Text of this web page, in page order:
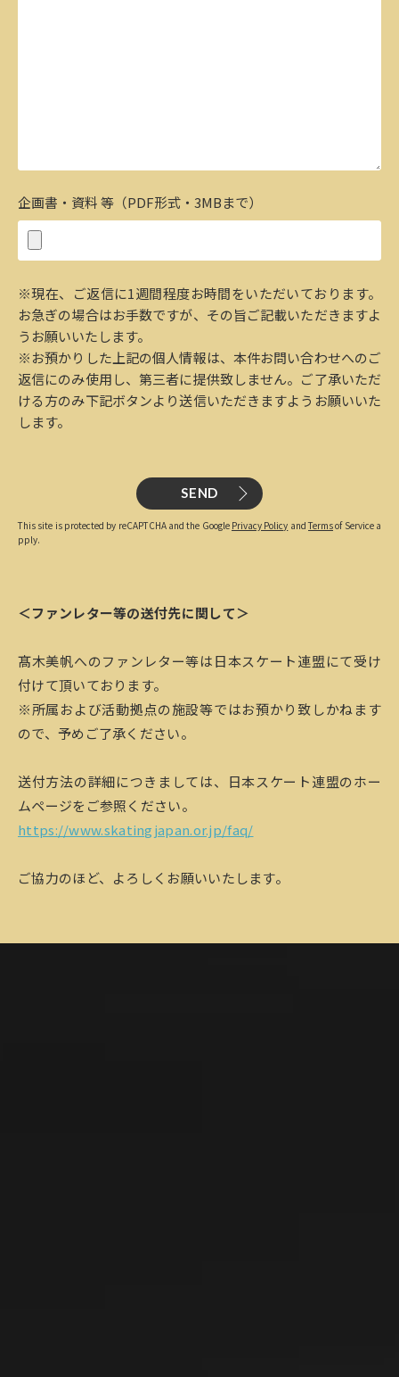
企画書・資料 等（PDF形式・3MBまで）
※現在、ご返信に1週間程度お時間をいただいております。
お急ぎの場合はお手数ですが、その旨ご記載いただきますよ
うお願いいたします。
※お預かりした上記の個人情報は、本件お問い合わせへのご
返信にのみ使用し、第三者に提供致しません。ご了承いただ
ける方のみ下記ボタンより送信いただきますようお願いいた
します。
SEND
This site is protected by reCAPTCHA and the Google Privacy Policy andTermsof Service a
pply.
＜ファンレター等の送付先に関して＞
髙木美帆へのファンレター等は日本スケート連盟にて受け
付けて頂いております。
※所属および活動拠点の施設等ではお預かり致しかねます
ので、予めご了承ください。
送付方法の詳細につきましては、日本スケート連盟のホー
ムページをご参照ください。
https://www.skatingjapan.or.jp/faq/
ご協力のほど、よろしくお願いいたします。